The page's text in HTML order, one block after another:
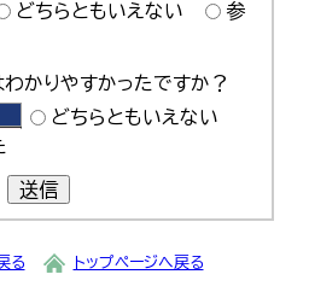
どちらともいえない
参
かりやすかったですか？
どちらともいえない
送信
る トップページへ戻る